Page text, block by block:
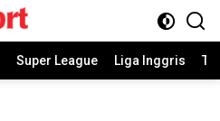
Super League Liga Inggris